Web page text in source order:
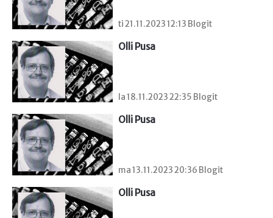
ti 21.11.2023 12:13 Blogit
Olli Pusa
la 18.11.2023 22:35 Blogit
Olli Pusa
ma 13.11.2023 20:36 Blogit
Olli Pusa